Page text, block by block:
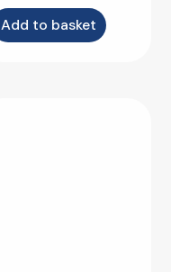
Add to basket